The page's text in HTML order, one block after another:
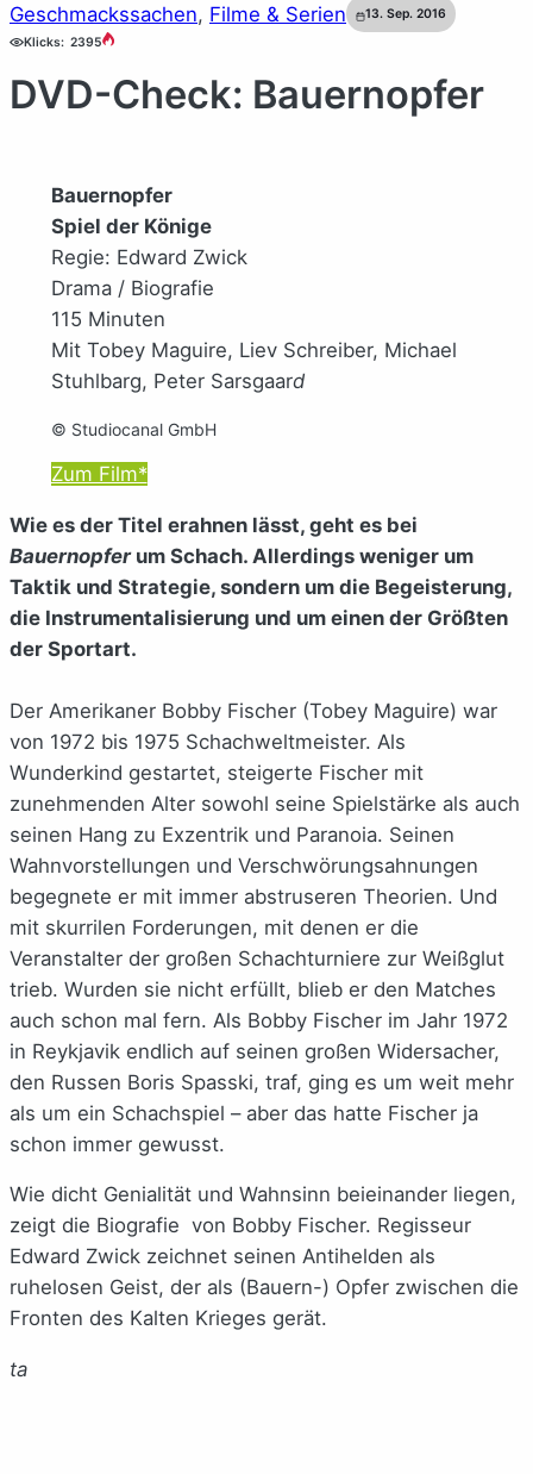
Geschmackssachen, Filme & Serien
13. Sep. 2016
Klicks: 2395
DVD-Check: Bauernopfer
Bauernopfer
Spiel der Könige
Regie: Edward Zwick
Drama / Biografie
115 Minuten
Mit Tobey Maguire, Liev Schreiber, Michael
Stuhlbarg, Peter Sarsgaard
© Studiocanal GmbH
Zum Film*
Wie es der Titel erahnen lässt, geht es bei
Bauernopferum Schach. Allerdings weniger um
Taktik und Strategie, sondern um die Begeisterung,
die Instrumentalisierung und um einen der Größten
der Sportart.
Der Amerikaner Bobby Fischer (Tobey Maguire) war
von 1972 bis 1975 Schachweltmeister. Als
Wunderkind gestartet, steigerte Fischer mit
zunehmenden Alter sowohl seine Spielstärke als auch
seinen Hang zu Exzentrik und Paranoia. Seinen
Wahnvorstellungen und Verschwörungsahnungen
begegnete er mit immer abstruseren Theorien. Und
mit skurrilen Forderungen, mit denen er die
Veranstalter der großen Schachturniere zur Weißglut
trieb. Wurden sie nicht erfüllt, blieb er den Matches
auch schon mal fern. Als Bobby Fischer im Jahr 1972
in Reykjavik endlich auf seinen großen Widersacher,
den Russen Boris Spasski, traf, ging es um weit mehr
als um ein Schachspiel – aber das hatte Fischer ja
schon immer gewusst.
Wie dicht Genialität und Wahnsinn beieinander liegen,
zeigt die Biografie von Bobby Fischer. Regisseur
Edward Zwick zeichnet seinen Antihelden als
ruhelosen Geist, der als (Bauern-) Opfer zwischen die
Fronten des Kalten Krieges gerät.
ta